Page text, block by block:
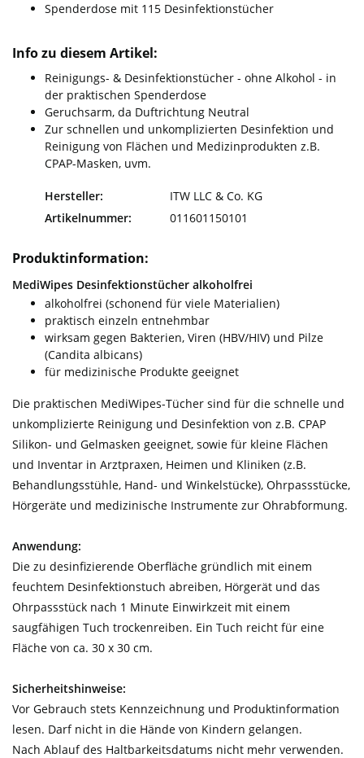
Spenderdose mit 115 Desinfektionstücher
Info zu diesem Artikel:
Reinigungs- & Desinfektionstücher - ohne Alkohol - in
der praktischen Spenderdose
Geruchsarm, da Duftrichtung Neutral
Zur schnellen und unkomplizierten Desinfektion und
Reinigung von Flächen und Medizinprodukten z.B.
CPAP-Masken, uvm.
Hersteller:
ITW LLC & Co. KG
Artikelnummer:
011601150101
Produktinformation:
MediWipes Desinfektionstücher alkoholfrei
alkoholfrei (schonend für viele Materialien)
praktisch einzeln entnehmbar
wirksam gegen Bakterien, Viren (HBV/HIV) und Pilze
(Candita albicans)
für medizinische Produkte geeignet
Die praktischen MediWipes-Tücher sind für die schnelle und
unkomplizierte Reinigung und Desinfektion von z.B. CPAP
Silikon- und Gelmasken geeignet, sowie für kleine Flächen
und Inventar in Arztpraxen, Heimen und Kliniken (z.B.
Behandlungsstühle, Hand- und Winkelstücke), Ohrpassstücke,
Hörgeräte und medizinische Instrumente zur Ohrabformung.
Anwendung:
Die zu desinfizierende Oberfläche gründlich mit einem
feuchtem Desinfektionstuch abreiben, Hörgerät und das
Ohrpassstück nach 1 Minute Einwirkzeit mit einem
saugfähigen Tuch trockenreiben. Ein Tuch reicht für eine
Fläche von ca. 30 x 30 cm.
Sicherheitshinweise:
Vor Gebrauch stets Kennzeichnung und Produktinformation
lesen. Darf nicht in die Hände von Kindern gelangen.
Nach Ablauf des Haltbarkeitsdatums nicht mehr verwenden.